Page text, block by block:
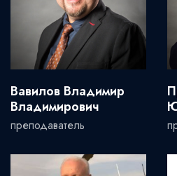
Вавилов Владимир
Владимирович
преподаватель